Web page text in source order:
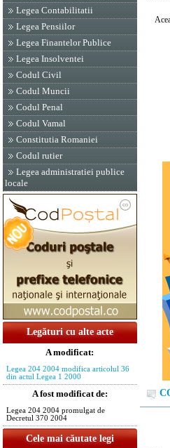
Legea Contabilitatii
Legea Pensiilor
Legea Finantelor Publice
Legea Insolventei
Codul Civil
Codul Muncii
Codul Penal
Codul Vamal
Constitutia Romaniei
Codul rutier
Legea administratiei publice
locale
Legături cu alte acte
A modificat:
Legea 204 2004 modifica articolul 36
din actul Legea 1 2000
A fost modificat de:
Legea 204 2004 promulgat de
Decretul 370 2004
Cele mai căutate legi